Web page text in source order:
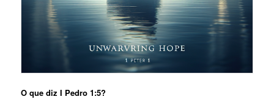
O que diz I Pedro 1:5?